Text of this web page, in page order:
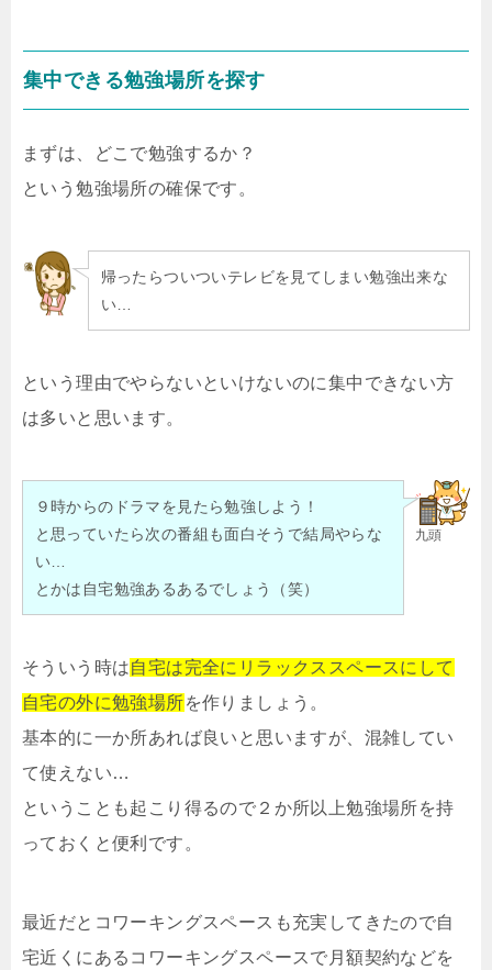
集中できる勉強場所を探す
まずは、どこで勉強するか？
という勉強場所の確保です。
帰ったらついついテレビを見てしまい勉強出来な
い…
という理由でやらないといけないのに集中できない方
は多いと思います。
九頭
９時からのドラマを見たら勉強しよう！
と思っていたら次の番組も面白そうで結局やらな
い…
とかは自宅勉強あるあるでしょう（笑）
そういう時は自宅は完全にリラックススペースにして
自宅の外に勉強場所を作りましょう。
基本的に一か所あれば良いと思いますが、混雑してい
て使えない…
ということも起こり得るので２か所以上勉強場所を持
っておくと便利です。
最近だとコワーキングスペースも充実してきたので自
宅近くにあるコワーキングスペースで月額契約などを